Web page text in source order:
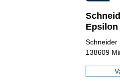
Epsilon
Schneider
138609